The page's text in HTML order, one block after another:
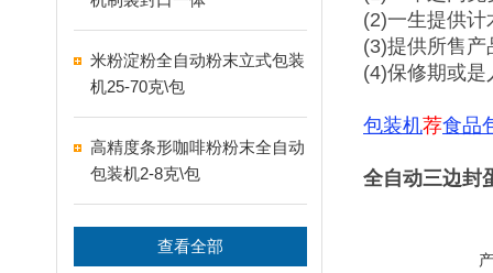
米粉淀粉全自动粉末立式包装
机25-70克\包
高精度条形咖啡粉粉末全自动
包装机2-8克\包
查看全部
(2)一生提供
(3)提供所售产
(4)保修期或
包装机荐食品
全自动三边封